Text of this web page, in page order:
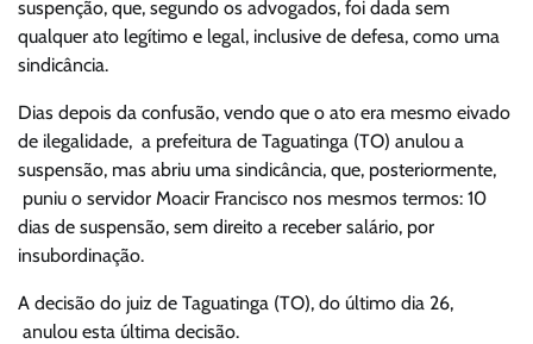
suspenção, que, segundo os advogados, foi dada sem
qualquer ato legítimo e legal, inclusive de defesa, como uma
sindicância.
Dias depois da confusão, vendo que o ato era mesmo eivado
de ilegalidade, a prefeitura de Taguatinga (TO) anulou a
suspensão, mas abriu uma sindicância, que, posteriormente,
puniu o servidor Moacir Francisco nos mesmos termos: 10
dias de suspensão, sem direito a receber salário, por
insubordinação.
A decisão do juiz de Taguatinga (TO), do último dia 26,
anulou esta última decisão.